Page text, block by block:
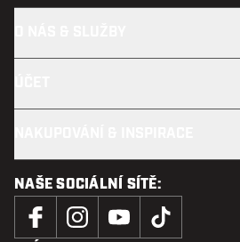
NAŠE SOCIÁLNÍ SÍTĚ: